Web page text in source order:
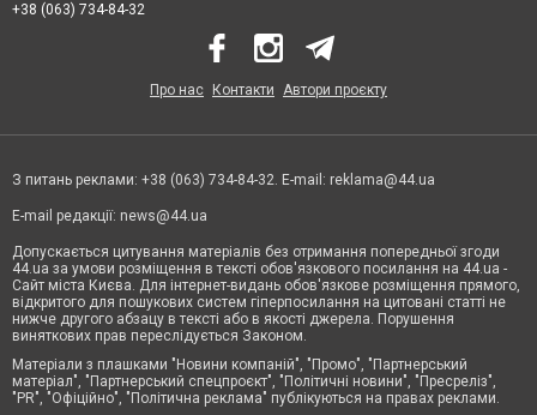
+38 (063) 734-84-32
Про нас Контакти Автори проєкту
З питань реклами: +38 (063) 734-84-32. E-mail: reklama@44.ua
E-mail редакції: news@44.ua
Допускається цитування матеріалів без отримання попередньої згоди
44.ua за умови розміщення в тексті обов'язкового посилання на 44.ua -
Сайт міста Києва. Для інтернет-видань обов'язкове розміщення прямого,
відкритого для пошукових систем гіперпосилання на цитовані статті не
нижче другого абзацу в тексті або в якості джерела. Порушення
виняткових прав переслідується Законом.
Матеріали з плашками "Новини компаній", "Промо", "Партнерський
матеріал", "Партнерський спецпроєкт", "Політичні новини", "Пресреліз",
"PR", "Офіційно", "Політична реклама" публікуються на правах реклами.